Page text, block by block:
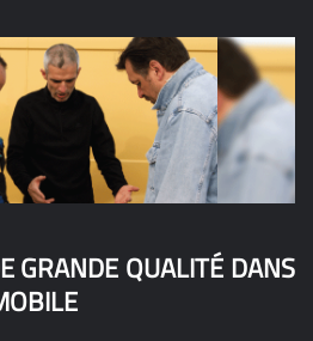
GRANDE QUALITÉ DANS